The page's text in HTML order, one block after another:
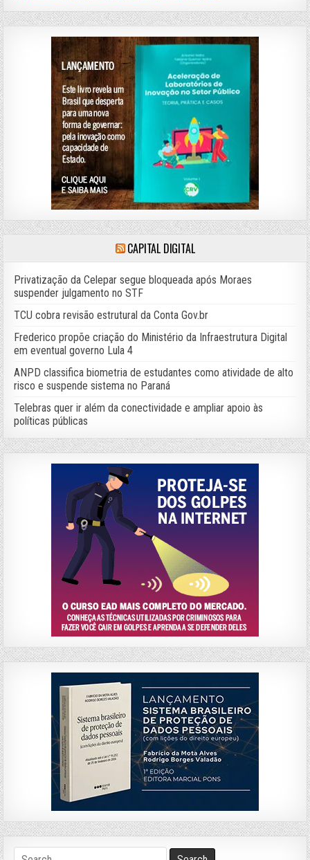
CAPITAL DIGITAL
Privatização da Celepar segue bloqueada após Moraes
suspender julgamento no STF
TCU cobra revisão estrutural da Conta Gov.br
Frederico propõe criação do Ministério da Infraestrutura Digital
em eventual governo Lula 4
ANPD classifica biometria de estudantes como atividade de alto
risco e suspende sistema no Paraná
Telebras quer ir além da conectividade e ampliar apoio às
políticas públicas
Search